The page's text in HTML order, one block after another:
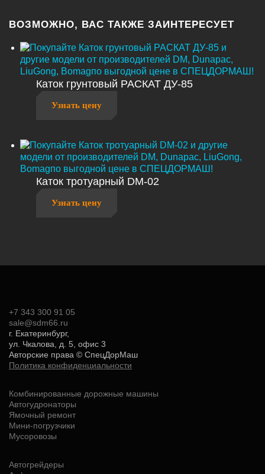
ВОЗМОЖНО, ВАС ТАКЖЕ ЗАИНТЕРЕСУЕТ
Каток грунтовый РАСКАТ ДУ-85
Узнать цену
Каток тротуарный DM-02
Узнать цену
+7 343 300 91 05
sale@sdm66.ru
г. Екатеринбург,
ул. Чкалова, д. 5, офис 3
Авторские права © СпецДорМаш
Политика конфиденциальности
Комбинированные дорожные машины
Автогудронаторы
Ямочный ремонт
Мини-погрузчики
Мусоровозы
Автогрейдеры